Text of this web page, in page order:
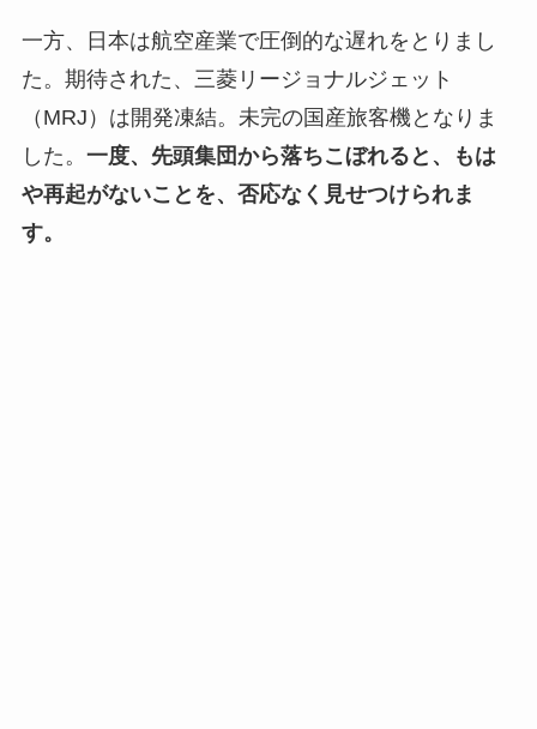
一方、日本は航空産業で圧倒的な遅れをとりまし
た。期待された、三菱リージョナルジェット
（MRJ）は開発凍結。未完の国産旅客機となりま
した。 一度、先頭集団から落ちこぼれると、もは
や再起がないことを、否応なく見せつけられま
す。